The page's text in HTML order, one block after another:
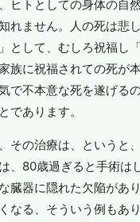
ヒトとしての身体の自
れません。人の死は悲
として、むしろ祝福し
族に祝福されての死が
で不本意な死を遂げる
であります。
その治療は、というと
、80歳過ぎると手術は
臓器に隠れた欠陥があ
なる、そういう例もあ